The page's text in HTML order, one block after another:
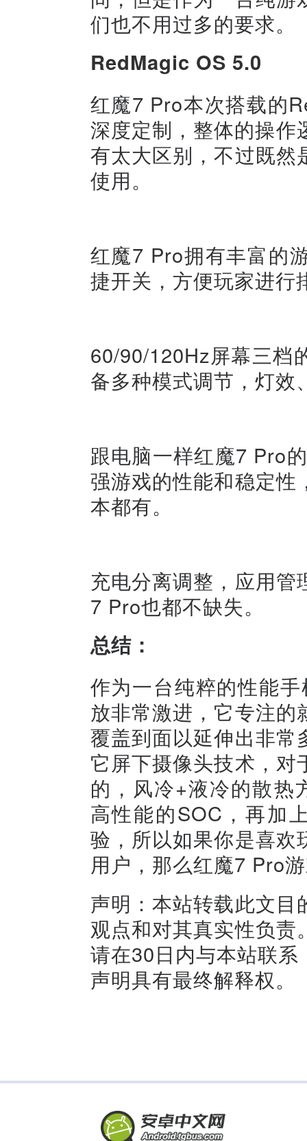
们也不用过多的要求。
RedMagic OS 5.0
红魔7 Pro本次搭载的
深度定制，整体的操
有太大区别，不过既
使用。
红魔7 Pro拥有丰富的
捷开关，方便玩家进行
60/90/120Hz屏幕三档
备多种模式调节，灯效
跟电脑一样红魔7 Pro
强游戏的性能和稳定
本都有。
充电分离调整，应用
7 Pro也都不缺失。
总结：
作为一台纯粹的性能
放非常激进，它专注
覆盖到面以延伸出非
它屏下摄像头技术，
的，风冷+液冷的散热
高性能的SOC，再加
验，所以如果你是喜
用户，那么红魔7 Pro
声明：本站转载此文
观点和对其真实性负
请在30日内与本站联
声明具有